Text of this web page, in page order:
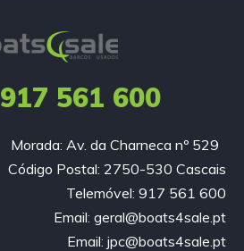
917 561 600
Morada: Av. da Charneca nº 529
Código Postal: 2750-530 Cascais
Telemóvel: 917 561 600
Email: geral@boats4sale.pt
Email: jpc@boats4sale.pt